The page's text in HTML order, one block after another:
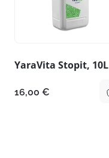
YaraVita Stopit, 10L
16,00 €